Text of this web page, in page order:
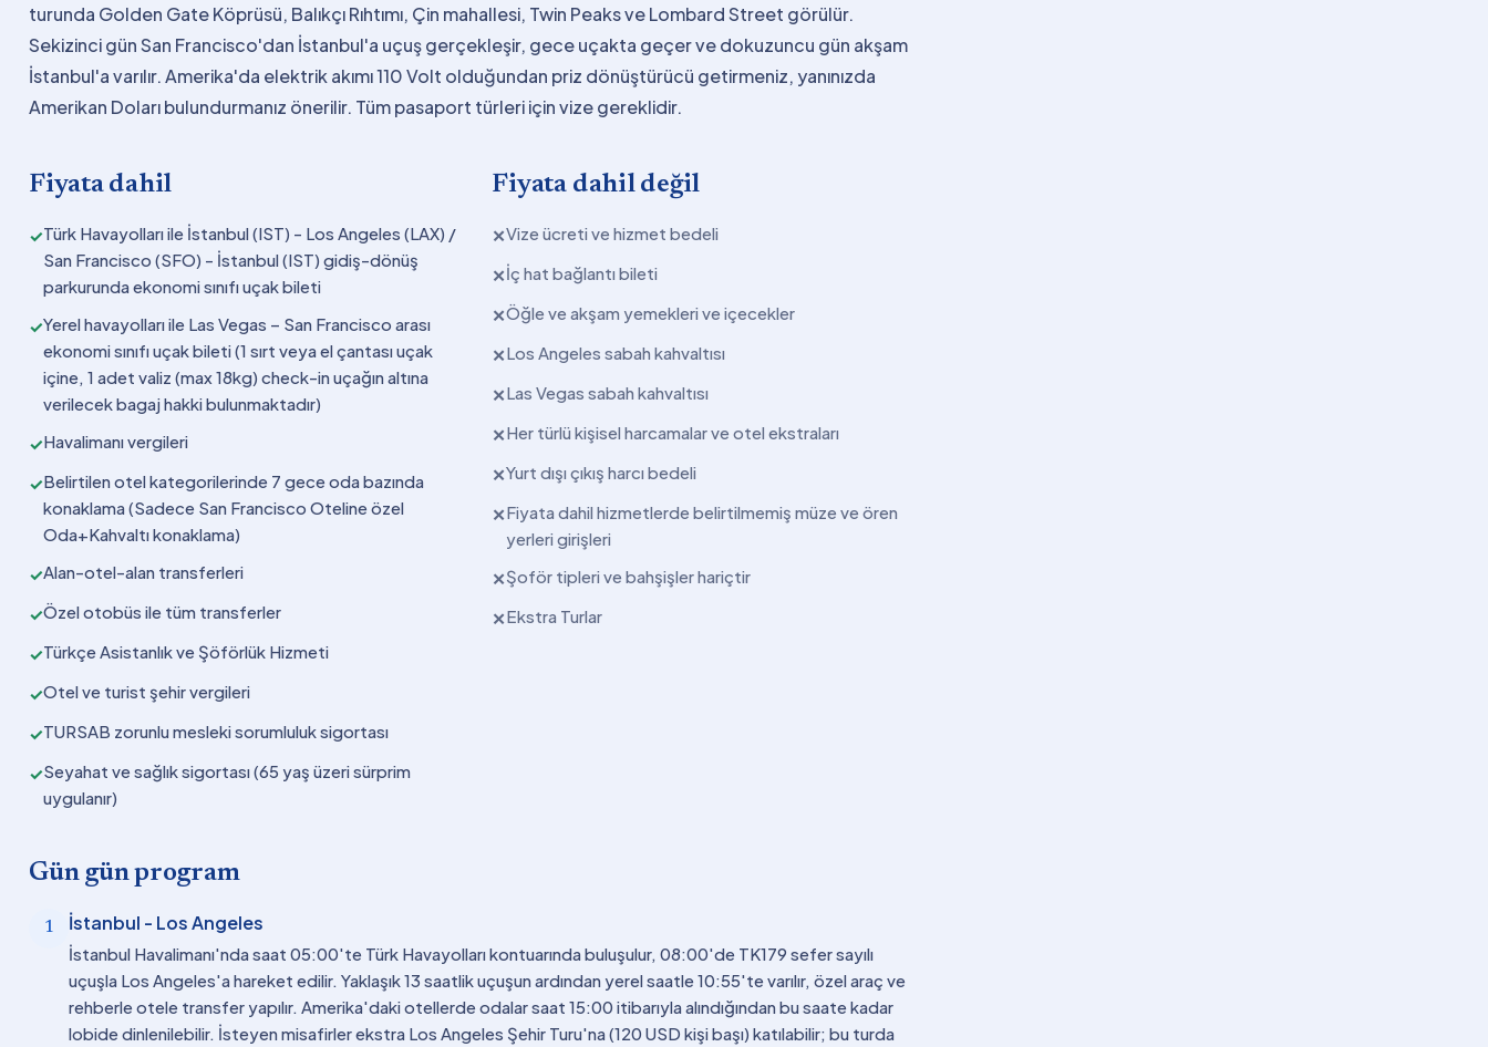
turunda Golden Gate Köprüsü, Balıkçı Rıhtımı, Çin mahallesi, Twin Peaks ve Lombard Street görülür.
Sekizinci gün San Francisco'dan İstanbul'a uçuş gerçekleşir, gece uçakta geçer ve dokuzuncu gün akşam
İstanbul'a varılır. Amerika'da elektrik akımı 110 Volt olduğundan priz dönüştürücü getirmeniz, yanınızda
Amerikan Doları bulundurmanız önerilir. Tüm pasaport türleri için vize gereklidir.
Fiyata dahil
✓Türk Havayolları ile İstanbul (IST) - Los Angeles (LAX) /
San Francisco (SFO) - İstanbul (IST) gidiş-dönüş
parkurunda ekonomi sınıfı uçak bileti
✓Yerel havayolları ile Las Vegas – San Francisco arası
ekonomi sınıfı uçak bileti (1 sırt veya el çantası uçak
içine, 1 adet valiz (max 18kg) check-in uçağın altına
verilecek bagaj hakki bulunmaktadır)
✓Havalimanı vergileri
✓Belirtilen otel kategorilerinde 7 gece oda bazında
konaklama (Sadece San Francisco Oteline özel
Oda+Kahvaltı konaklama)
✓Alan-otel-alan transferleri
✓Özel otobüs ile tüm transferler
✓Türkçe Asistanlık ve Şöförlük Hizmeti
✓Otel ve turist şehir vergileri
✓TURSAB zorunlu mesleki sorumluluk sigortası
✓Seyahat ve sağlık sigortası (65 yaş üzeri sürprim
uygulanır)
Fiyata dahil değil
✕Vize ücreti ve hizmet bedeli
✕İç hat bağlantı bileti
✕Öğle ve akşam yemekleri ve içecekler
✕Los Angeles sabah kahvaltısı
✕Las Vegas sabah kahvaltısı
✕Her türlü kişisel harcamalar ve otel ekstraları
✕Yurt dışı çıkış harcı bedeli
✕Fiyata dahil hizmetlerde belirtilmemiş müze ve ören
yerleri girişleri
✕Şoför tipleri ve bahşişler hariçtir
✕Ekstra Turlar
Gün gün program
1 İstanbul - Los Angeles
İstanbul Havalimanı'nda saat 05:00'te Türk Havayolları kontuarında buluşulur, 08:00'de TK179 sefer sayılı
uçuşla Los Angeles'a hareket edilir. Yaklaşık 13 saatlik uçuşun ardından yerel saatle 10:55'te varılır, özel araç ve
rehberle otele transfer yapılır. Amerika'daki otellerde odalar saat 15:00 itibarıyla alındığından bu saate kadar
lobide dinlenilebilir. İsteyen misafirler ekstra Los Angeles Şehir Turu'na (120 USD kişi başı) katılabilir; bu turda